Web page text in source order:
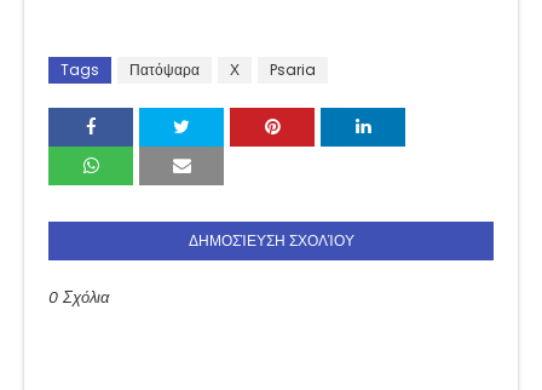
Tags Πατόψαρα Χ Psaria
ΔΗΜΟΣΊΕΥΣΗ ΣΧΟΛΊΟΥ
0 Σχόλια